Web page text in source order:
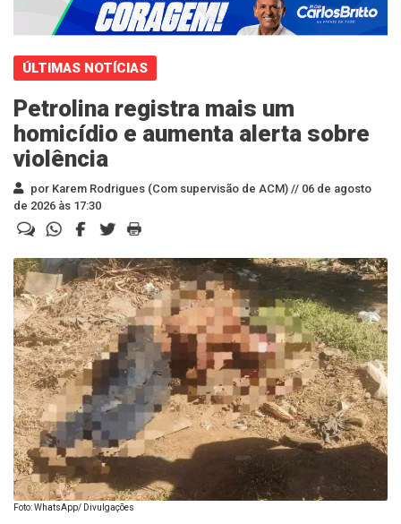
ÚLTIMAS NOTÍCIAS
Petrolina registra mais um
homicídio e aumenta alerta sobre
violência
por Karem Rodrigues (Com supervisão de ACM) // 06 de agosto
de 2026 às 17:30
Foto: WhatsApp/ Divulgações